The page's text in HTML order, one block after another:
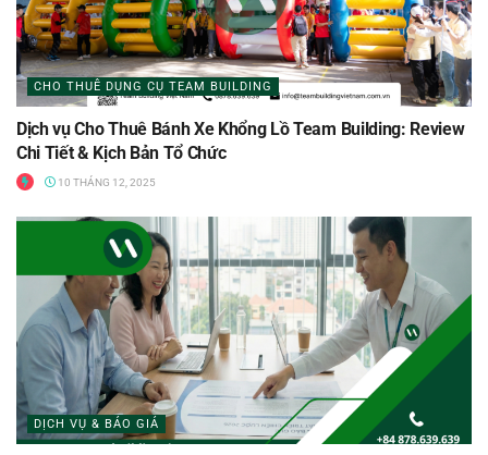
CHO THUÊ DỤNG CỤ TEAM BUILDING
Dịch vụ Cho Thuê Bánh Xe Khổng Lồ Team Building: Review
Chi Tiết & Kịch Bản Tổ Chức
10 THÁNG 12, 2025
DỊCH VỤ & BÁO GIÁ